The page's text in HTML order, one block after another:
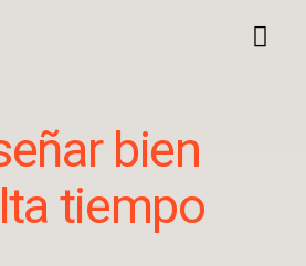
bien
tiempo